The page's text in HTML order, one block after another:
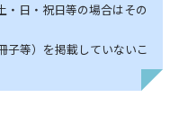
・日・祝日等の場合はその
子等）を掲載していないこ